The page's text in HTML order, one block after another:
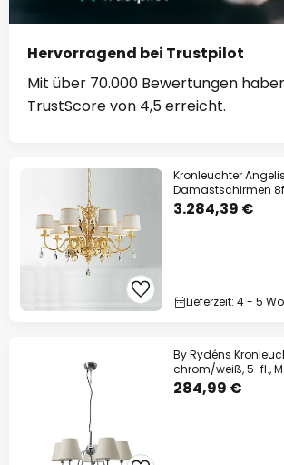
Hervorragend bei Trustpilot
Mit über 70.000 Bewertungen
TrustScore von 4,5 erreicht.
Kronleuchter
Damastschirmen
3.284,39 €
Lieferzeit: 4 - 5
By Rydéns
chrom/weiß, 5-fl.,
284,99 €